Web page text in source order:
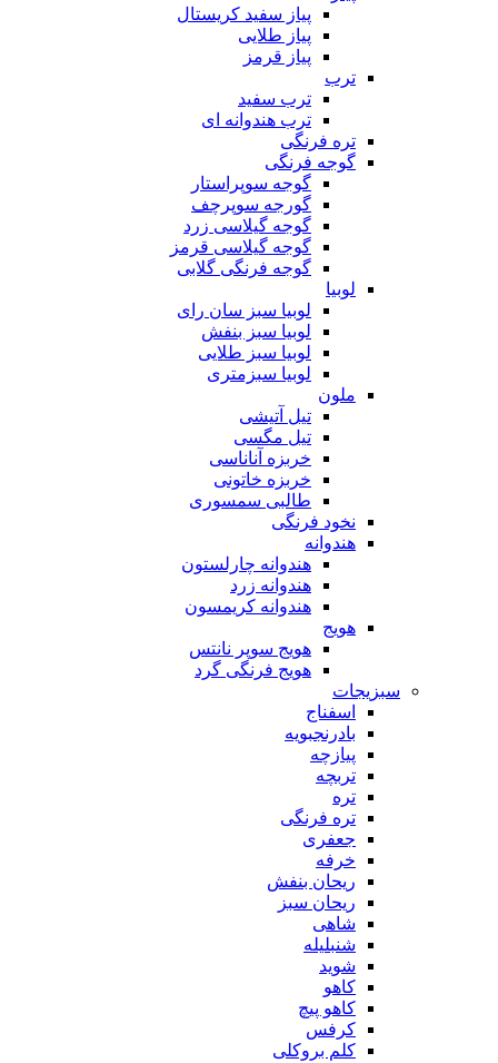
پیاز سفید کریستال
پیاز طلایی
پیاز قرمز
ترب
ترب سفید
ترب هندوانه ای
تره فرنگی
گوجه فرنگی
گوجه سوپراستار
گورجه سوپرچف
گوجه گیلاسی زرد
گوجه گیلاسی قرمز
گوجه فرنگی گلابی
لوبیا
لوبیا سبز سان رای
لوبیا سبز بنفش
لوبیا سبز طلایی
لوبیا سبزمتری
ملون
تیل آتیشی
تیل مگسی
خربزه آناناسی
خربزه خاتونی
طالبی سمسوری
نخود فرنگی
هندوانه
هندوانه چارلستون
هندوانه زرد
هندوانه کریمسون
هویج
هویج سوپر نانتس
هویج فرنگی گرد
سبزیجات
اسفناج
بادرنجبویه
پیازچه
تربچه
تره
تره فرنگی
جعفری
خرفه
ریحان بنفش
ریحان سبز
شاهی
شنبلیله
شوید
کاهو
کاهو پیچ
کرفس
کلم بروکلی